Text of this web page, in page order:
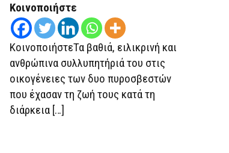
Κοινοποιήστε
ΚοινοποιήστεΤα βαθιά, ειλικρινή και
ανθρώπινα συλλυπητήριά του στις
οικογένειες των δυο πυροσβεστών
που έχασαν τη ζωή τους κατά τη
διάρκεια […]